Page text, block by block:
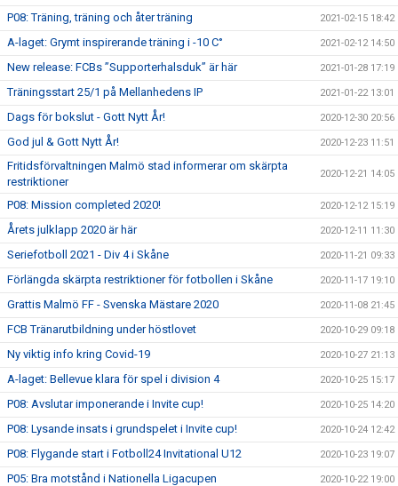
P08: Träning, träning och åter träning 2021-02-15 18:42
A-laget: Grymt inspirerande träning i -10 C° 2021-02-12 14:50
New release: FCBs ”Supporterhalsduk” är här 2021-01-28 17:19
Träningsstart 25/1 på Mellanhedens IP 2021-01-22 13:01
Dags för bokslut - Gott Nytt År! 2020-12-30 20:56
God jul & Gott Nytt År! 2020-12-23 11:51
Fritidsförvaltningen Malmö stad informerar om skärpta
restriktioner
2020-12-21 14:05
P08: Mission completed 2020! 2020-12-12 15:19
Årets julklapp 2020 är här 2020-12-11 11:30
Seriefotboll 2021 - Div 4 i Skåne 2020-11-21 09:33
Förlängda skärpta restriktioner för fotbollen i Skåne 2020-11-17 19:10
Grattis Malmö FF - Svenska Mästare 2020 2020-11-08 21:45
FCB Tränarutbildning under höstlovet 2020-10-29 09:18
Ny viktig info kring Covid-19 2020-10-27 21:13
A-laget: Bellevue klara för spel i division 4 2020-10-25 15:17
P08: Avslutar imponerande i Invite cup! 2020-10-25 14:20
P08: Lysande insats i grundspelet i Invite cup! 2020-10-24 12:42
P08: Flygande start i Fotboll24 Invitational U12 2020-10-23 19:07
P05: Bra motstånd i Nationella Ligacupen 2020-10-22 19:00